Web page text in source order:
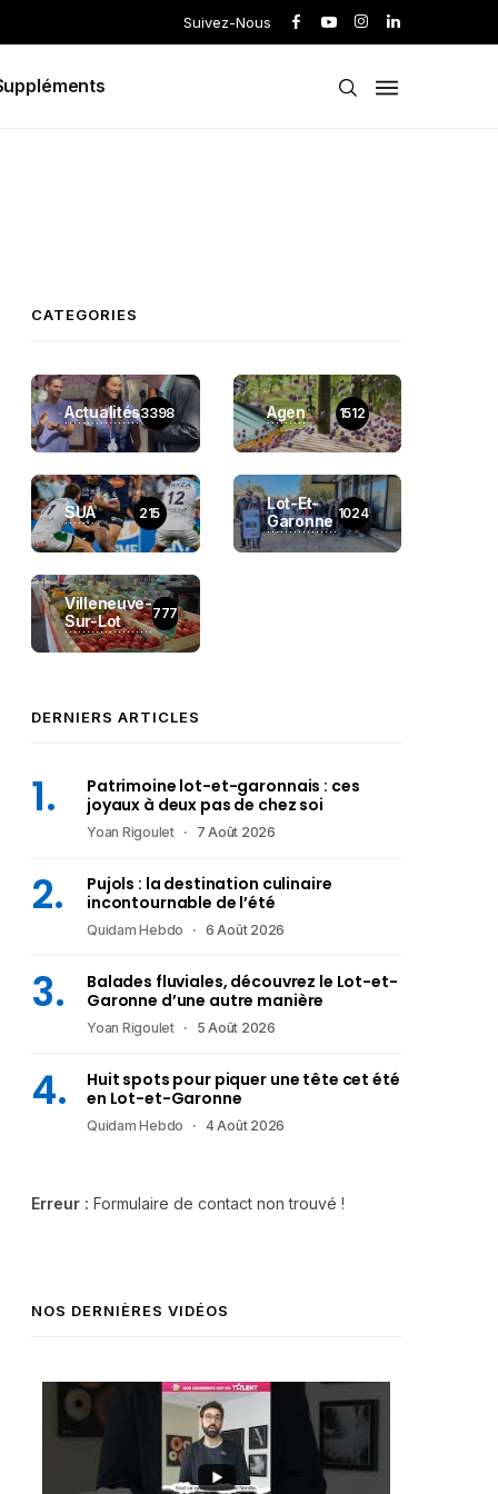
Suivez-Nous
CATEGORIES
Actualités3398 Agen 1512
SUA 215
Lot-Et-
Garonne 1024
Villeneuve-
Sur-Lot
777
DERNIERS ARTICLES
Patrimoine lot-et-garonnais : ces
joyaux à deux pas de chez soi
Yoan Rigoulet 7 Août 2026
Pujols : la destination culinaire
incontournable de l’été
Quidam Hebdo 6 Août 2026
Balades fluviales, découvrez le Lot-et-
Garonne d’une autre manière
Yoan Rigoulet 5 Août 2026
Huit spots pour piquer une tête cet été
en Lot-et-Garonne
Quidam Hebdo 4 Août 2026
Erreur : Formulaire de contact non trouvé !
NOS DERNIÈRES VIDÉOS